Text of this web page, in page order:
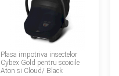
Plasa impotriva insectelor
Cybex Gold pentru scoicile
Aton si Cloud/ Black